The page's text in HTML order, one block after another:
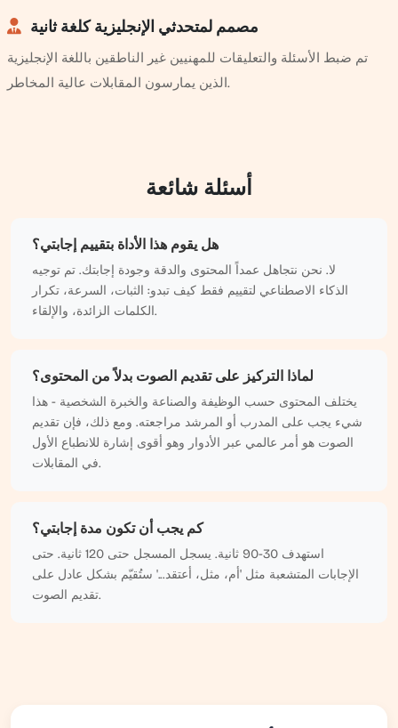
مصمم لمتحدثي الإنجليزية كلغة ثانية
تم ضبط الأسئلة والتعليقات للمهنيين غير الناطقين باللغة الإنجليزية
الذين يمارسون المقابلات عالية المخاطر.
أسئلة شائعة
هل يقوم هذا الأداة بتقييم إجابتي؟
لا. نحن نتجاهل عمداً المحتوى والدقة وجودة إجابتك. تم توجيه
الذكاء الاصطناعي لتقييم فقط كيف تبدو: الثبات، السرعة، تكرار
الكلمات الزائدة، والإلقاء.
لماذا التركيز على تقديم الصوت بدلاً من المحتوى؟
يختلف المحتوى حسب الوظيفة والصناعة والخبرة الشخصية - هذا
شيء يجب على المدرب أو المرشد مراجعته. ومع ذلك، فإن تقديم
الصوت هو أمر عالمي عبر الأدوار وهو أقوى إشارة للانطباع الأول
في المقابلات.
كم يجب أن تكون مدة إجابتي؟
استهدف 30-90 ثانية. يسجل المسجل حتى 120 ثانية. حتى
الإجابات المتشعبة مثل 'أم، مثل، أعتقد...' ستُقيّم بشكل عادل على
تقديم الصوت.